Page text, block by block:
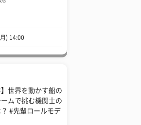
) 14:00
】世界を動かす船の
ムで挑む機関士の
#先輩ロールモデ